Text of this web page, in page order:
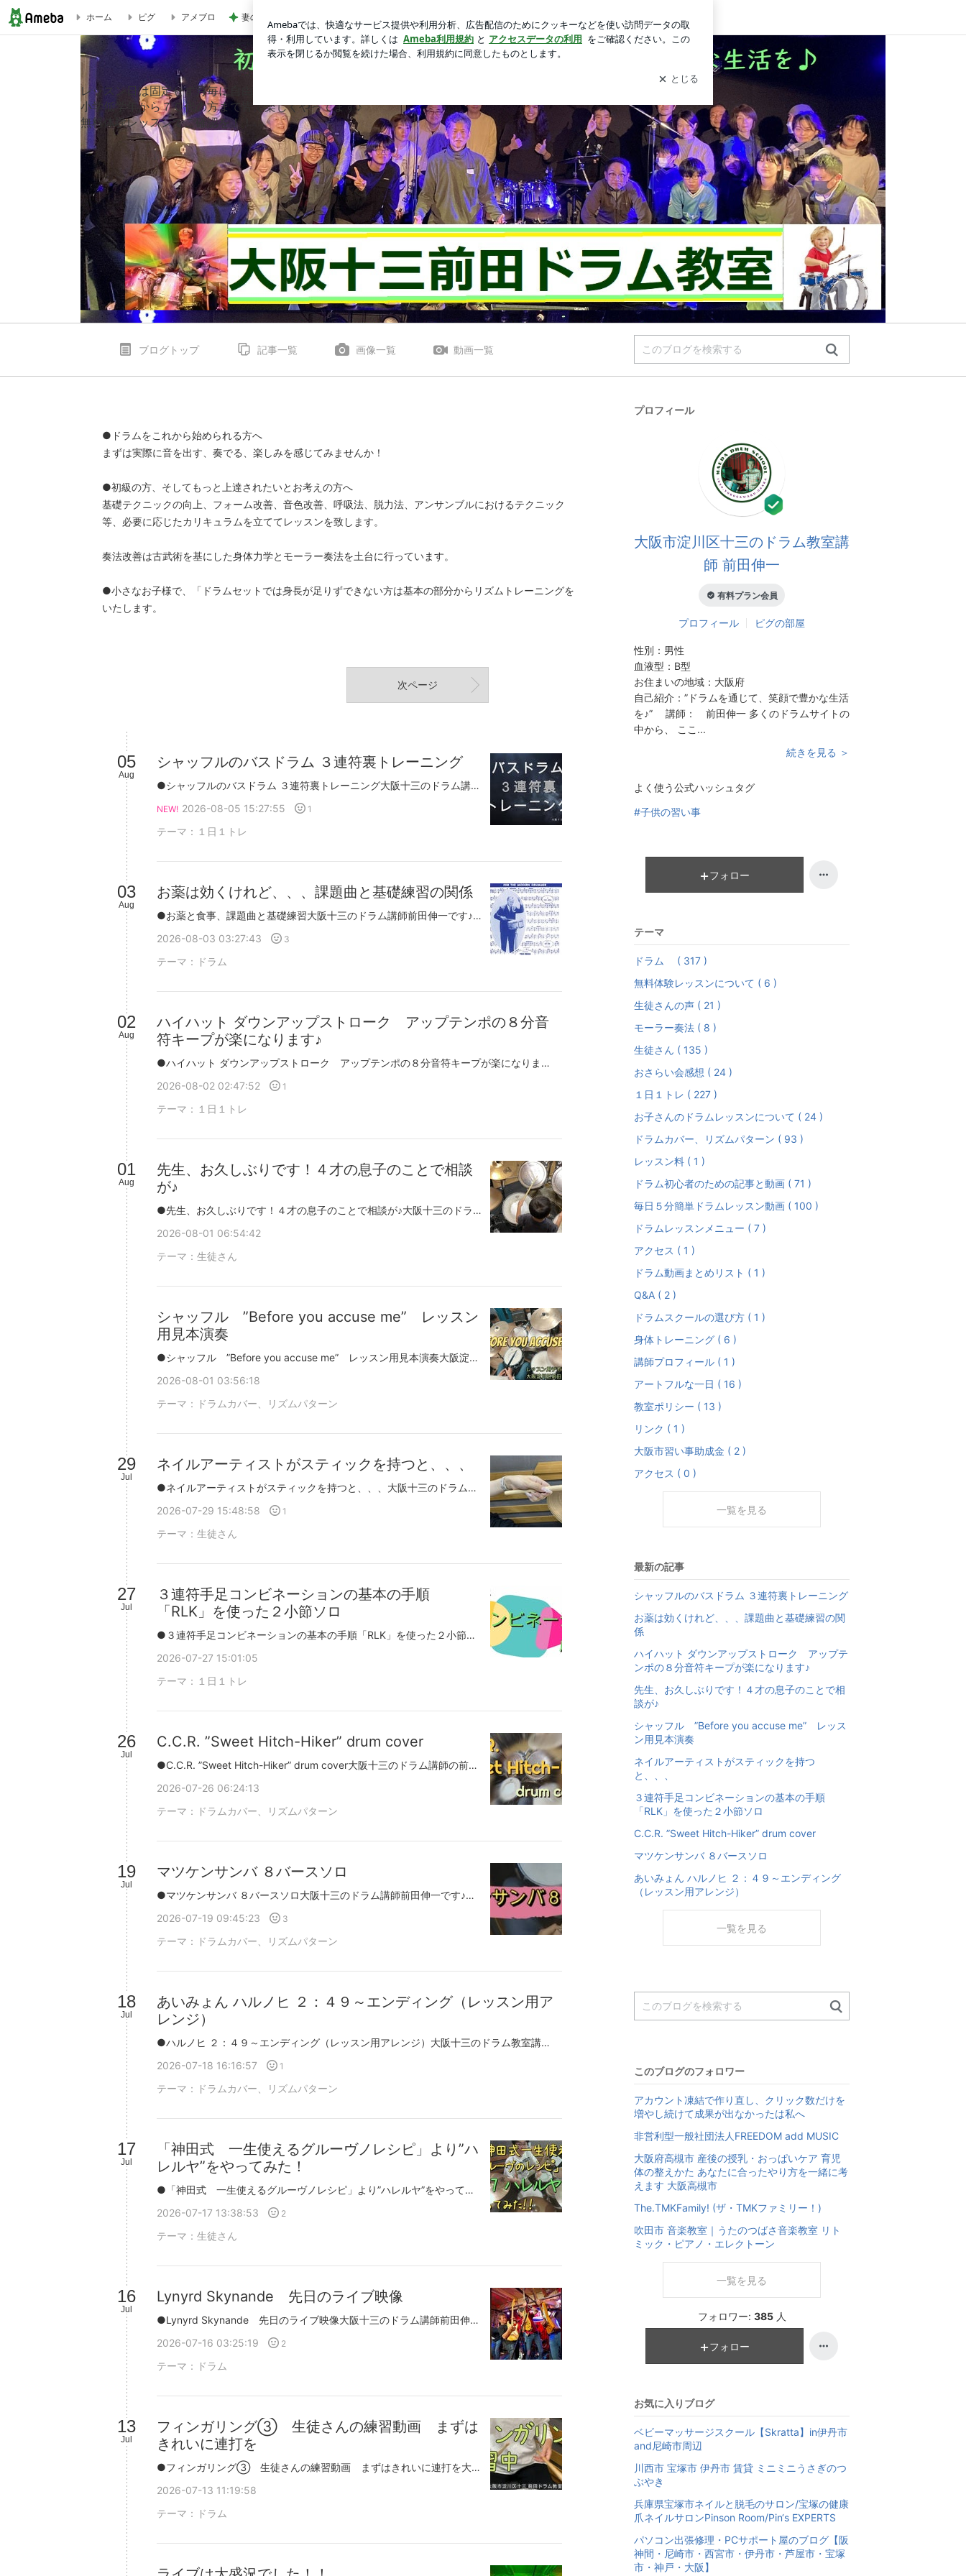
大阪市淀川区十三駅 初心者にやさしい前田ドラム教室
ホーム ピグ アメブロ 妻の顔を見た新郎親子の絶句 ログイン
レッスン日は固定せず月毎に自由選択制
小学低学年から７０代の方まで皆で楽しくやってます♪
無料体験レッスンでご確認を！！
ブログトップ 記事一覧 画像一覧 動画一覧
●ドラムをこれから始められる方へ
まずは実際に音を出す、奏でる、楽しみを感じてみませんか！
●初級の方、そしてもっと上達されたいとお考えの方へ
基礎テクニックの向上、フォーム改善、音色改善、呼吸法、脱力法、アンサンブルにおけるテクニック
等、必要に応じたカリキュラムを立ててレッスンを致します。
奏法改善は古武術を基にした身体力学とモーラー奏法を土台に行っています。
●小さなお子様で、「ドラムセットでは身長が足りずできない方は基本の部分からリズムトレーニングを
いたします。
次ページ
05
Aug
シャッフルのバスドラム ３連符裏トレーニング
●シャッフルのバスドラム ３連符裏トレーニング大阪十三のドラム講師前田伸一です♪シャッフルのリズムは３連符で構成されています。ブルースやジャズでよく出てくるシンコペーションでのタイミングも３連符の裏です。その際に３連符の裏の感覚があいまいだとグルーヴ感が失われて（リズムが途切れるような感じ）聞き苦しい演奏になります。逆に言うとシャッフルのリズムは演奏者に３連符の裏の感覚がしっかりあるととてもスウィングするんです。その３連符裏の感覚を磨くトレーニングのアイデアです♪非常にシンプルですが、リズム感を養うとても有効なトレーニングです！これを正確にやることを一番のポイントに練習してください。慣れていない人はバスドラムの裏が一定しないことが多いので、録音してあとで聞き直してみてください。自分ではできてるつもりだけど聞き返すとずれてた、ってことはよくあります。それは落ち込むことではなくて、そうやって客観的に自分のドラミングを見直すことが感覚を磨く作業になります！！無料体験レッスンのお問い合せモーラー奏法の基礎技術初心者でもすぐできる簡単ジャズドラム脱力のコツX（旧ツイッター）tel：090-8123-6207大阪市中央区、大阪市西区、大阪市都島区、木川西、木川東大阪市福島区、大阪市北区、大阪市東成区、西中島、新北野、野中南大阪市城東区、大阪市此花区、大阪市港区、大阪市住之江区、大阪市東住吉区、東中島、東淀川区大阪市淀川区、大阪市西淀川区、田川、塚本、十三本町吹田市、東大阪市、豊中市、三国、庄内、服部、曽根池田市、茨木市、守口市、西宮市、尼崎市、高槻市、箕面市、神戸市、芦屋市、伊丹市、川西市、などからドラムレッスンにお越しいただいています。
NEW! 2026-08-05 15:27:55 1
テーマ： １日１トレ
03
Aug
お薬は効くけれど、、、課題曲と基礎練習の関係
●お薬と食事、課題曲と基礎練習大阪十三のドラム講師前田伸一です♪例えば高血圧の方は脳梗塞の可能性が高いので降圧剤を飲んで血圧を下げようとします。それで血圧は下がりますが対症療法なので高血圧の根本原因はなくなりません。加齢とともに心肺機能は衰えますから、年配の方は適度な運動をした方が良いですし、炭水化物、糖質の摂取が多くなると（寝る前のラーメン、笑）カロリー過多で糖尿からの高血圧って場合はバランスの取れた食事を心がける、、等々。そういう根本原因をなくすことをせずに服用し続けると降圧剤の副作用の症状が出てくるかもしれません。これ課題曲と基礎練習の関係に似てるんですよ。。。課題曲が降圧剤で基礎練習がバランスの取れた食事、、、です。好きな曲を出来るように練習するのはたのしいです！やればやるほど出来てくるのでがんばってる実感があって充実感があります。降圧剤も服用すれば血圧下がります。ありがたいな～と。でもどこかで繰り返し練習しても納得の出来ないポイントが出てきます。そうです、曲ばっかりやってる副作用（笑）そこで原因を探ると、左手が動かないのでフィルインでリズムが狂う、バスドラムの裏が正確に踏めない、、、等々ほとんどは基礎練習に起因します。こういう基礎練習ってすぐに身につかないですよね。地味に毎日少しづつ♪わかっててもついつい寝る前にラーメン食べてしまうのと同じ（笑）そこでちょっと手を動かすか、ちょっと我慢するか、、、それがなかなか難しい。でもでも、心配無用、それで構わないんですよ！「そうなんだよな～」と改めて気づくだけで良いんです！それで不思議と少しづつ変わっていきます。「基礎練習って大切だよな♪」とリアルに気づけたってことはドラムレッスン的には一つレベルが上がったってことになります。気づいた瞬間から無意識に動きは変わってきます！！無料体験レッスンのお問い合せモーラー奏法の基礎技術初心者でもすぐできる簡単ジャズドラム脱力のコツX（旧ツイッター）tel：090-8123-6207大阪市中央区、大阪市西区、大阪市都島区、木川西、木川東大阪市福島区、大阪市北区、大阪市東成区、西中島、新北野、野中南大阪市城東区、大阪市此花区、大阪市港区、大阪市住之江区、大阪市東住吉区、東中島、東淀川区大阪市淀川区、大阪市西淀川区、田川、塚本、十三本町吹田市、東大阪市、豊中市、三国、庄内、服部、曽根池田市、茨木市、守口市、西宮市、尼崎市、高槻市、箕面市、神戸市、芦屋市、伊丹市、川西市、などからドラムレッスンにお越しいただいています。
2026-08-03 03:27:43
3
テーマ： ドラム
02
Aug
ハイハット ダウンアップストローク アップテンポの８分音
符キープが楽になります♪
●ハイハット ダウンアップストローク アップテンポの８分音符キープが楽になります♪大阪十三のドラム講師前田伸一です♪HH（ハイハット）はエッジを打つと弾みません。なのでアップテンポになると８分音符キープが辛くなります。このダウンアップストロークのテクニックはそれを解決するテクニックの一つです！！実際はひじや肩関節、肩甲骨、骨盤の動きも連動していますが、 わかりやすいように手首の動きに絞って説明しています。見ながら真似して覚えてください♪無料体験レッスンのお問い合せモーラー奏法の基礎技術初心者でもすぐできる簡単ジャズドラム脱力のコツX（旧ツイッター）tel：090-8123-6207大阪市中央区、大阪市西区、大阪市都島区、木川西、木川東大阪市福島区、大阪市北区、大阪市東成区、西中島、新北野、野中南大阪市城東区、大阪市此花区、大阪市港区、大阪市住之江区、大阪市東住吉区、東中島、東淀川区大阪市淀川区、大阪市西淀川区、田川、塚本、十三本町吹田市、東大阪市、豊中市、三国、庄内、服部、曽根池田市、茨木市、守口市、西宮市、尼崎市、高槻市、箕面市、神戸市、芦屋市、伊丹市、川西市、などからドラムレッスンにお越しいただいています。
2026-08-02 02:47:52
1
テーマ： １日１トレ
01
Aug
先生、お久しぶりです！４才の息子のことで相談
が♪
●先生、お久しぶりです！４才の息子のことで相談が♪大阪十三のドラム講師前田伸一です♪お母さんが８年前に習いに来られてました。レッスンはやめられてその後、結婚されておめでた♪元気な男の子にすくすくと育って今年４才。ある日のこと息子さんに 「お母さんは昔ドラムやってたのよ～カッコいいでしょう！」と何気なく見せたそうです。そうしたらすごい興味を示して「僕もやってみたい！」と＾０＾それで「先生お久しぶり～」と連絡をいただきました。生れてはじめてドラムセットの前に「立って」ドラえもんに合わせてとにかく好きに叩いてもらってます。でもしっかり音楽聞いてリズムに合わせて叩いてます♪目の前にある物をぜんぶ叩かないと気が済まないようで（笑）曲に合わせながら満遍なく叩いてたのしんでくれてます。無料体験レッスンのお問い合せモーラー奏法の基礎技術初心者でもすぐできる簡単ジャズドラム脱力のコツX（旧ツイッター）tel：090-8123-6207大阪市中央区、大阪市西区、大阪市都島区、木川西、木川東大阪市福島区、大阪市北区、大阪市東成区、西中島、新北野、野中南大阪市城東区、大阪市此花区、大阪市港区、大阪市住之江区、大阪市東住吉区、東中島、東淀川区大阪市淀川区、大阪市西淀川区、田川、塚本、十三本町吹田市、東大阪市、豊中市、三国、庄内、服部、曽根池田市、茨木市、守口市、西宮市、尼崎市、高槻市、箕面市、神戸市、芦屋市、伊丹市、川西市、などからドラムレッスンにお越しいただいています。
2026-08-01 06:54:42
テーマ： 生徒さん
シャッフル ”Before you accuse me” レッスン
用見本演奏
●シャッフル ”Before you accuse me” レッスン用見本演奏大阪淀川区のドラム教室講師前田伸一です♪シャッフルリズムのブルースの課題曲”Before accuse me”演奏はエリック・クラプトンこの課題曲はシャッフルリズムが出来る人用のフィルインがテーマなのでシャッフルの練習は巻末の動画を見てください。その課題であるフィルインにチャレンジ！ 課題のフィルインを画面に貼りつけています。シャッフルは３連符が基本なので馴染みのない方だと手がもつれやすいです。まずは３連符の練習とリズムパターンの練習♪それが出来てきたらこういうフィルインやブルースに典型的なシンコペーションを覚えていきます。３連符の裏の感覚が身についてきたら８ビートをやってもリズムが跳ねてきます。また３連符は拍の頭が左右交互に来るので左右の手のバランスのトレーニングにも適しています。いろいろとメリットだらけのシャッフルのトレーニングに一緒に取り組んでみませんか！シャッフルの覚え方はこちら↓無料体験レッスンのお問い合せモーラー奏法の基礎技術初心者でもすぐできる簡単ジャズドラム脱力のコツX（旧ツイッター）tel：090-8123-6207大阪市中央区、大阪市西区、大阪市都島区、木川西、木川東大阪市福島区、大阪市北区、大阪市東成区、西中島、新北野、野中南大阪市城東区、大阪市此花区、大阪市港区、大阪市住之江区、大阪市東住吉区、東中島、東淀川区大阪市淀川区、大阪市西淀川区、田川、塚本、十三本町吹田市、東大阪市、豊中市、三国、庄内、服部、曽根池田市、茨木市、守口市、西宮市、尼崎市、高槻市、箕面市、神戸市、芦屋市、伊丹市、川西市、などからドラムレッスンにお越しいただいています。
2026-08-01 03:56:18
テーマ：
ドラムカバー、リズムパターン
29
Jul
ネイルアーティストがスティックを持つと、、、
●ネイルアーティストがスティックを持つと、、、大阪十三のドラム講師前田伸一です♪ネイルアーティストの生徒さん♪こんな長い爪でドラムもうまくやってはります。花の飾りは自作！！さすがアーティスト♪とても精巧に作られてます。指先が華やいでるとスティックまできれいに見えるな～課題曲は「第ゼロ感」アップテンポのガッツな曲♪そのギャップに萌えます＾０＾無料体験レッスンのお問い合せモーラー奏法の基礎技術初心者でもすぐできる簡単ジャズドラム脱力のコツX（旧ツイッター）tel：090-8123-6207大阪市中央区、大阪市西区、大阪市都島区、木川西、木川東大阪市福島区、大阪市北区、大阪市東成区、西中島、新北野、野中南大阪市城東区、大阪市此花区、大阪市港区、大阪市住之江区、大阪市東住吉区、東中島、東淀川区大阪市淀川区、大阪市西淀川区、田川、塚本、十三本町吹田市、東大阪市、豊中市、三国、庄内、服部、曽根池田市、茨木市、守口市、西宮市、尼崎市、高槻市、箕面市、神戸市、芦屋市、伊丹市、川西市、などからドラムレッスンにお越しいただいています。
2026-07-29 15:48:58
1
テーマ： 生徒さん
27
Jul
３連符手足コンビネーションの基本の手順
「RLK」を使った２小節ソロ
●３連符手足コンビネーションの基本の手順「RLK」を使った２小節ソロ大阪十三のドラム講師前田伸一です♪３連符手足コンビネーションの基本の手順のひとつ「RLK」これを使った２種類のフレーズを組み合わせて２小節ソロをやりました。シンプルなフレーズですがポイントは「正確に」これを守って繰り返していけばスピードアップしても乱れないのでカッコ良く聞かせれます！ジャズでもロックでも広範囲に使われる非常に応用範囲の広い重要なフレーズです。まだの方はぜひ今から取り組んでください。ほんとマジで世界が広がりますから！！無料体験レッスンのお問い合せモーラー奏法の基礎技術初心者でもすぐできる簡単ジャズドラム脱力のコツX（旧ツイッター）tel：090-8123-6207大阪市中央区、大阪市西区、大阪市都島区、木川西、木川東大阪市福島区、大阪市北区、大阪市東成区、西中島、新北野、野中南大阪市城東区、大阪市此花区、大阪市港区、大阪市住之江区、大阪市東住吉区、東中島、東淀川区大阪市淀川区、大阪市西淀川区、田川、塚本、十三本町吹田市、東大阪市、豊中市、三国、庄内、服部、曽根池田市、茨木市、守口市、西宮市、尼崎市、高槻市、箕面市、神戸市、芦屋市、伊丹市、川西市、などからドラムレッスンにお越しいただいています。
2026-07-27 15:01:05
テーマ： １日１トレ
26
Jul
C.C.R. ”Sweet Hitch-Hiker” drum cover
●C.C.R. ”Sweet Hitch-Hiker” drum cover大阪十三のドラム講師の前田伸一です♪７月１１日に我孫子の＠beatinで開催されたCCRトリビュートセッション♪カナダのCCRトリビュートバンドSwampのジェリーさんの来日ウェルカムセッションhttps://www.facebook.com/SwampこのCCRTribute 主催は日本のCCＲ（Clearance Creamsoda Redial） https://www.facebook.com/hanai.senseほんとに楽しい時間！でも有名曲のうちこの表題曲曲だけはなぜか漏れてたのでカバーをあげました。はじめて聞いたのは中３。高校受験でうんうん悶えてる深夜にラジオから流れてくるこれを耳にして一発ノックアウト！タカタカ・トコトコってタム回しのドラムブレイクがあるんですが、そこが好きすぎて♪何十年聞いてても聞き飽きない、素晴らしい～ただ今回合わせてみるとタム回しのあとのギターソロ？が微妙に前のめりで入ってくるので煽られてバックビートが走ってしまって２回撮り直しました。バンドのオケにギターを後から被せてると思いますがジョンさんの「ノリ」でやってる感。聞いてるとそれがカッコエエし気持ちエエんですが、合わせてみると微妙にずれた。僕、CCRはデビューアルバムからマルディグラまで持ってるんですが全部レコード、、、プレーヤーが動かなくなってほったらかしで今は聞けない状況。これを機会にプレーヤー買おうかしら、、、と調べたら１万円台から売ってるんですね～無料体験レッスンのお問い合せモーラー奏法の基礎技術初心者でもすぐできる簡単ジャズドラム脱力のコツtel:090-8123-6207スマホから番号タップで直接つながります。X（旧ツイッター）大阪市中央区、大阪市西区、大阪市都島区、木川西、木川東大阪市福島区、大阪市北区、大阪市東成区、西中島、新北野、野中南大阪市城東区、大阪市此花区、大阪市港区、大阪市住之江区、大阪市東住吉区、東中島、東淀川区大阪市淀川区、大阪市西淀川区、田川、塚本、十三本町吹田市、東大阪市、豊中市、三国、庄内、服部、曽根池田市、茨木市、守口市、西宮市、尼崎市、高槻市、箕面市、神戸市、芦屋市、伊丹市、川西市、などからドラムレッスンにお越しいただいています。
2026-07-26 06:24:13
テーマ：
ドラムカバー、リズムパターン
19
Jul
マツケンサンバ ８バースソロ
●マツケンサンバ ８バースソロ大阪十三のドラム講師前田伸一です♪サンバの曲を課題曲でやりたい～選んだのが「マツケンサンバ」ヴィジュアルに目が行ってしまいますが（笑）音源の方も超一流ミュージシャンの演奏でご機嫌な名曲です！！前半と後半の間に８小節のパーカッションソロがあります。そこにリズムに乗っかった４小節、 いかにもソロですぜ～な４小節、、、で合わせたテイク。これをたたき台に生徒さんにはオリジナルなソロを考えてもらう予定♪♪無料体験レッスンのお問い合せモーラー奏法の基礎技術初心者でもすぐできる簡単ジャズドラム脱力のコツX（旧ツイッター）tel：090-8123-6207大阪市中央区、大阪市西区、大阪市都島区、木川西、木川東大阪市福島区、大阪市北区、大阪市東成区、西中島、新北野、野中南大阪市城東区、大阪市此花区、大阪市港区、大阪市住之江区、大阪市東住吉区、東中島、東淀川区大阪市淀川区、大阪市西淀川区、田川、塚本、十三本町吹田市、東大阪市、豊中市、三国、庄内、服部、曽根池田市、茨木市、守口市、西宮市、尼崎市、高槻市、箕面市、神戸市、芦屋市、伊丹市、川西市、などからドラムレッスンにお越しいただいています。
2026-07-19 09:45:23
3
テーマ： ドラムカバー、リズムパターン
18
Jul
あいみょん ハルノヒ ２：４９～エンディング（レッスン用ア
レンジ）
●ハルノヒ ２：４９～エンディング（レッスン用アレンジ）大阪十三のドラム教室講師前田伸一です♪あいみょんの名曲「ハルノヒ」後半の中級者用ドラムアレンジ。（前半はこちらからハルノヒ前半）バスドラムを正確に踏む。クラッシュシンバルを打っても歌に釣られたり、走ったりもたったりしない。この二つをテーマにレッスンで取組みました。歌に力があるので音源に合わせてると歌に引っ張られて（要するに歌に聞きほれて、笑）裏に入るバスドラムが不安定になります。８ビートのいろいろなBDが動くパターンの練習にはもってこいな曲です！無料体験レッスンのお申し込みモーラー奏法の基礎技術初心者でもすぐできる簡単ジャズドラム脱力のコツtel:090-8123-6207スマホから番号タップで直接つながります。X（旧ツイッター）大阪市中央区、大阪市西区、大阪市都島区、木川西、木川東大阪市福島区、大阪市北区、大阪市東成区、西中島、新北野、野中南大阪市城東区、大阪市此花区、大阪市港区、大阪市住之江区、大阪市東住吉区、東中島、東淀川区大阪市淀川区、大阪市西淀川区、田川、塚本、十三本町吹田市、東大阪市、豊中市、三国、庄内、服部、曽根池田市、茨木市、守口市、西宮市、尼崎市、高槻市、箕面市、神戸市、芦屋市、伊丹市、川西市、などからドラムレッスンにお越しいただいています。
2026-07-18 16:16:57
1
テーマ： ドラムカバー、リズムパターン
17
Jul
「神田式 一生使えるグルーヴノレシピ」より”ハ
レルヤ”をやってみた！
●「神田式 一生使えるグルーヴノレシピ」より”ハレルヤ”をやってみた！大阪十三のドラム講師前田伸一です♪芸大の音楽家に通うTくんと次の課題曲何にしようか、と話してました。「何か難しいことにチャレンジしたい！」、、、ということで決めたのが「ハレルヤ」手順を覚えるだけでも大変です。これだけ両手が動いてる中で左手の動きを抑制するのが（ゴーストノート）とても大変でした。BDダブルと両手のシンクロ具合もきつかった。ブログ末尾の譜面を貼っています。どれだけ難しいか確認してください（笑）現状なんとか納得できるところまで来たかなと「一応の」完成形を残しました。Tくん、お疲れさま！！がんばったな！！！無料体験レッスンのお申し込みモーラー奏法の基礎技術初心者でもすぐできる簡単ジャズドラム脱力のコツtel:090-8123-6207スマホから番号タップで直接つながります。X（旧ツイッター）大阪市中央区、大阪市西区、大阪市都島区、木川西、木川東大阪市福島区、大阪市北区、大阪市東成区、西中島、新北野、野中南大阪市城東区、大阪市此花区、大阪市港区、大阪市住之江区、大阪市東住吉区、東中島、東淀川区大阪市淀川区、大阪市西淀川区、田川、塚本、十三本町吹田市、東大阪市、豊中市、三国、庄内、服部、曽根池田市、茨木市、守口市、西宮市、尼崎市、高槻市、箕面市、神戸市、芦屋市、伊丹市、川西市、などからドラムレッスンにお越しいただいています。
2026-07-17 13:38:53
2
テーマ： 生徒さん
16
Jul
Lynyrd Skynande 先日のライブ映像
●Lynyrd Skynande 先日のライブ映像大阪十三のドラム講師前田伸一です♪ライブはこんな感じで大変盛り上がりました！！Japanese "Lynyrd Skynyrd" Tribute Band, "Lynyrd Skynande".レーナード・スキナードのカバーバンドで「レーナード・スキナンデ」英語ネイティブの人にはわからない絶妙のネーミング（笑）終わってからおばさまに腕をさすられたその「細腕繁盛記」をご堪能ください♪無料体験レッスンのお申し込みモーラー奏法の基礎技術初心者でもすぐできる簡単ジャズドラム脱力のコツtel:090-8123-6207スマホから番号タップで直接つながります。X（旧ツイッター）大阪市中央区、大阪市西区、大阪市都島区、木川西、木川東大阪市福島区、大阪市北区、大阪市東成区、西中島、新北野、野中南大阪市城東区、大阪市此花区、大阪市港区、大阪市住之江区、大阪市東住吉区、東中島、東淀川区大阪市淀川区、大阪市西淀川区、田川、塚本、十三本町吹田市、東大阪市、豊中市、三国、庄内、服部、曽根池田市、茨木市、守口市、西宮市、尼崎市、高槻市、箕面市、神戸市、芦屋市、伊丹市、川西市、などからドラムレッスンにお越しいただいています。
2026-07-16 03:25:19
2
テーマ： ドラム
13
Jul
フィンガリング③ 生徒さんの練習動画 まずは
きれいに連打を
●フィンガリング③ 生徒さんの練習動画 まずはきれいに連打を大阪十三のドラム講師前田伸一です♪ドラムをはじめたらまず最初にやる練習が連打。その土台のテクニックがフィンガリングです。３名の方の練習風景を撮っています。中指支点も有りですが、初心者はまず人差し指支点でトレーニングしていくのが良いと思います。支点を作る。支点だけでスティックを動かす。中指、薬指、小指も使ってコントロール。ボースやオルタネイト、片手づつといろいろな角度から練習してみてください♪また違う音符、例えば１６分音符と６連符とか二つの違う音符でやってみてください。３名の方のあとにフィンガリングの支点の作り方、スティックの動かし方の動画をのせています！！無料体験レッスンのお申し込みモーラー奏法の基礎技術初心者でもすぐできる簡単ジャズドラム脱力のコツtel:090-8123-6207スマホから番号タップで直接つながります。X（旧ツイッター）大阪市中央区、大阪市西区、大阪市都島区、木川西、木川東大阪市福島区、大阪市北区、大阪市東成区、西中島、新北野、野中南大阪市城東区、大阪市此花区、大阪市港区、大阪市住之江区、大阪市東住吉区、東中島、東淀川区大阪市淀川区、大阪市西淀川区、田川、塚本、十三本町吹田市、東大阪市、豊中市、三国、庄内、服部、曽根池田市、茨木市、守口市、西宮市、尼崎市、高槻市、箕面市、神戸市、芦屋市、伊丹市、川西市、などからドラムレッスンにお越しいただいています。
2026-07-13 11:19:58
テーマ：
ドラム
プロフィール
大阪市淀川区十三のドラム教室講
師 前田伸一
有料プラン会員
プロフィール ピグの部屋
性別： 男性
血液型： B型
お住まいの地域： 大阪府
自己紹介： ”ドラムを通じて、笑顔で豊かな生活
を♪” 講師： 前田伸一 多くのドラムサイトの
中から、 ここ...
続きを見る ＞
よく使う公式ハッシュタグ
#子供の習い事
フォロー
テーマ
ドラム ( 317 )
無料体験レッスンについて ( 6 )
生徒さんの声 ( 21 )
モーラー奏法 ( 8 )
生徒さん ( 135 )
おさらい会感想 ( 24 )
１日１トレ ( 227 )
お子さんのドラムレッスンについて ( 24 )
ドラムカバー、リズムパターン ( 93 )
レッスン料 ( 1 )
ドラム初心者のための記事と動画 ( 71 )
毎日５分簡単ドラムレッスン動画 ( 100 )
ドラムレッスンメニュー ( 7 )
アクセス ( 1 )
ドラム動画まとめリスト ( 1 )
Q&A ( 2 )
ドラムスクールの選び方 ( 1 )
身体トレーニング ( 6 )
講師プロフィール ( 1 )
アートフルな一日 ( 16 )
教室ポリシー ( 13 )
リンク ( 1 )
大阪市習い事助成金 ( 2 )
アクセス ( 0 )
一覧を見る
最新の記事
シャッフルのバスドラム ３連符裏トレーニング
お薬は効くけれど、、、課題曲と基礎練習の関
係
ハイハット ダウンアップストローク アップテ
ンポの８分音符キープが楽になります♪
先生、お久しぶりです！４才の息子のことで相
談が♪
シャッフル ”Before you accuse me” レッス
ン用見本演奏
ネイルアーティストがスティックを持つ
と、、、
３連符手足コンビネーションの基本の手順
「RLK」を使った２小節ソロ
C.C.R. ”Sweet Hitch-Hiker” drum cover
マツケンサンバ ８バースソロ
あいみょん ハルノヒ ２：４９～エンディング
（レッスン用アレンジ）
一覧を見る
このブログのフォロワー
アカウント凍結で作り直し、クリック数だけを
増やし続けて成果が出なかったは私へ
非営利型一般社団法人FREEDOM add MUSIC
大阪府高槻市 産後の授乳・おっぱいケア 育児
体の整えかた あなたに合ったやり方を一緒に考
えます 大阪高槻市
The.TMKFamily! (ザ・TMKファミリー！)
吹田市 音楽教室｜うたのつばさ音楽教室 リト
ミック・ピアノ・エレクトーン
一覧を見る
フォロワー: 385 人
フォロー
お気に入りブログ
ベビーマッサージスクール【Skratta】in伊丹市
and尼崎市周辺
川西市 宝塚市 伊丹市 賃貸 ミニミニうさぎのつ
ぶやき
兵庫県宝塚市ネイルと脱毛のサロン/宝塚の健康
爪ネイルサロンPinson Room/Pin‘s EXPERTS
パソコン出張修理・PCサポート屋のブログ【阪
神間・尼崎市・西宮市・伊丹市・芦屋市・宝塚
市・神戸・大阪】